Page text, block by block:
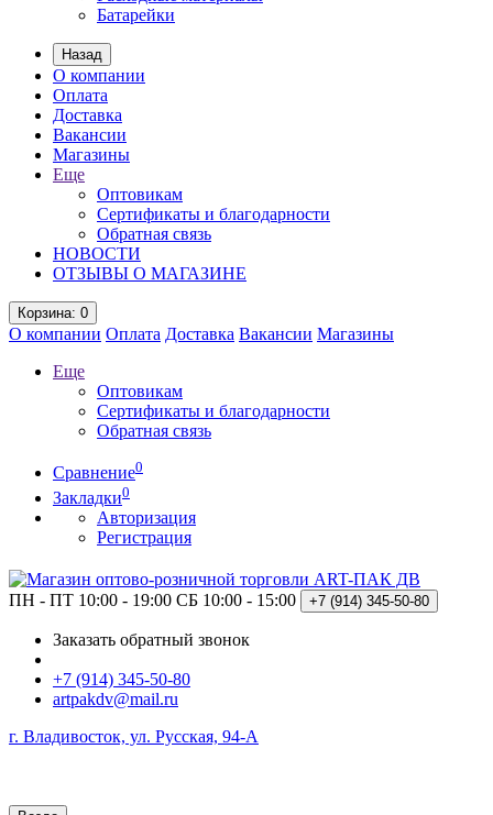
Батарейки
Назад
О компании
Оплата
Доставка
Вакансии
Магазины
Еще
Оптовикам
Сертификаты и благодарности
Обратная связь
НОВОСТИ
ОТЗЫВЫ О МАГАЗИНЕ
Корзина: 0
О компании Оплата Доставка Вакансии Магазины
Еще
Оптовикам
Сертификаты и благодарности
Обратная связь
Сравнение0
Закладки0
Авторизация
Регистрация
ПН - ПТ 10:00 - 19:00 СБ 10:00 - 15:00 +7 (914) 345-50-80
Заказать обратный звонок
+7 (914) 345-50-80
artpakdv@mail.ru
г. Владивосток, ул. Русская, 94-А